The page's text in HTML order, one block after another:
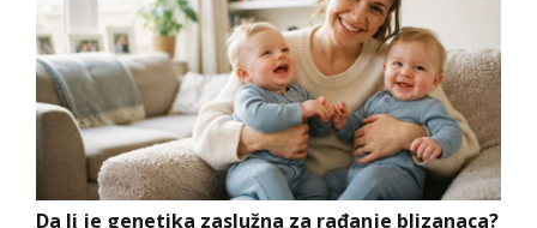
Da li je genetika zaslužna za rađanje blizanaca?